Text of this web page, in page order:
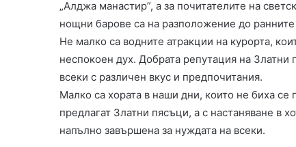
„Алджа манастир”, а за почитателите на
нощни барове са на разположение до
Не малко са водните атракции на курорта,
неспокоен дух. Добрата репутация на
всеки с различен вкус и предпочитания.
Малко са хората в наши дни, които не биха се
предлагат Златни пясъци, а с настаняване в
напълно завършена за нуждата на всеки.